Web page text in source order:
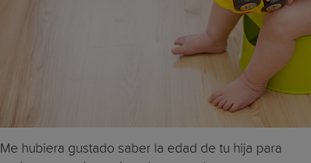
Me hubiera gustado saber la edad de tu hija para